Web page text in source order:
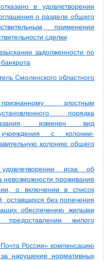
в удовлетворении
о разделе общего
применении
сделки
задолженности по
Смоленского областного
злостным
порядка
изменен вид
учреждения с колонии-
колонию общего
иска об
невозможности проживания
о включении в список
оставшихся без попечения
обеспечению жилыми
жилого
России» компенсацию
нарушение нормативных